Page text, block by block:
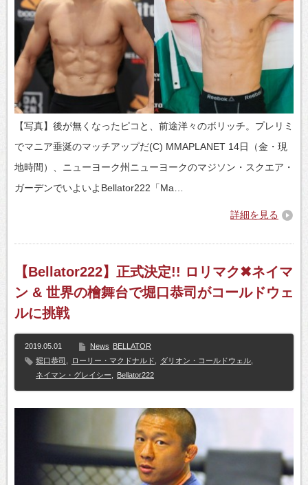
【写真】後が無くなったピコと、前途洋々のボリッチ。プレリミ
でマニア垂涎のマッチアップだ(C) MMAPLANET 14日（金・現
地時間）、ニューヨーク州ニューヨークのマジソン・スクエア・
ガーデンでいよいよBellator222「Ma…
詳細を見る
【Bellator222】正式決定!! ロリマク✖ネイマ
ン & 世界の檜舞台で堀口恭司がコールドウェ
ルに挑戦
2019.05.01 News BELLATOR
堀口恭司
ローリー・マクドナルド ダリオン・コールドウェル
ネイマン・グレイシー
Bellator222